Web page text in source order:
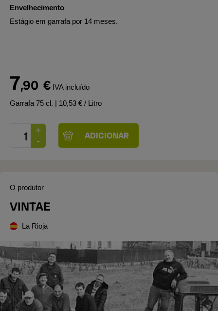
Envelhecimento
Estágio em garrafa por 14 meses.
7,90 € IVA incluído
Garrafa 75 cl. | 10,53 € / Litro
O produtor
VINTAE
La Rioja